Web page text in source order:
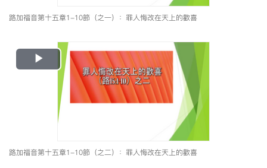
路加福音第十五章1-10節（之一）：罪人悔改在天上的歡喜
Play
Video
路加福音第十五章1-10節（之二）：罪人悔改在天上的歡喜